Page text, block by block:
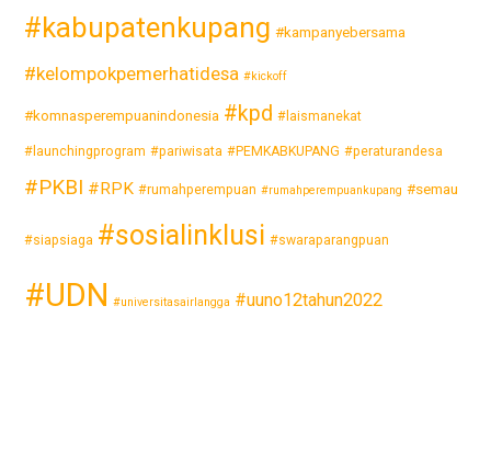
#kabupatenkupang #kampanyebersama
#kelompokpemerhatidesa #kickoff
#komnasperempuanindonesia #kpd #laismanekat
#launchingprogram #pariwisata #PEMKABKUPANG #peraturandesa
#PKBI #RPK #rumahperempuan #rumahperempuankupang #semau
#siapsiaga #sosialinklusi #swaraparangpuan
#UDN #universitasairlangga #uuno12tahun2022